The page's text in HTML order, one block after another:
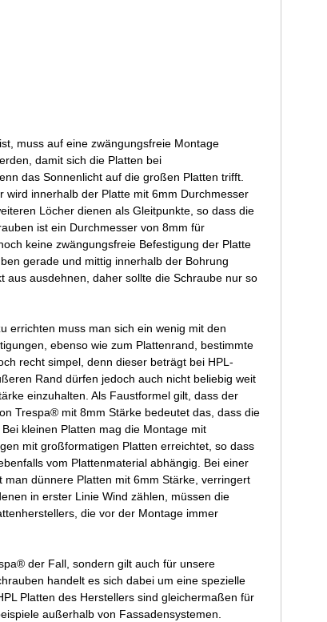
muss auf eine zwängungsfreie Montage
damit sich die Platten bei
das Sonnenlicht auf die großen Platten trifft.
innerhalb der Platte mit 6mm Durchmesser
Löcher dienen als Gleitpunkte, so dass die
ist ein Durchmesser von 8mm für
keine zwängungsfreie Befestigung der Platte
gerade und mittig innerhalb der Bohrung
aus ausdehnen, daher sollte die Schraube nur so
errichten muss man sich ein wenig mit den
ebenso wie zum Plattenrand, bestimmte
recht simpel, denn dieser beträgt bei HPL-
Rand dürfen jedoch auch nicht beliebig weit
einzuhalten. Als Faustformel gilt, dass der
Trespa® mit 8mm Stärke bedeutet das, dass die
kleinen Platten mag die Montage mit
mit großformatigen Platten erreichtet, so dass
vom Plattenmaterial abhängig. Bei einer
dünnere Platten mit 6mm Stärke, verringert
in erster Linie Wind zählen, müssen die
die vor der Montage immer
der Fall, sondern gilt auch für unsere
handelt es sich dabei um eine spezielle
Platten des Herstellers sind gleichermaßen für
außerhalb von Fassadensystemen.